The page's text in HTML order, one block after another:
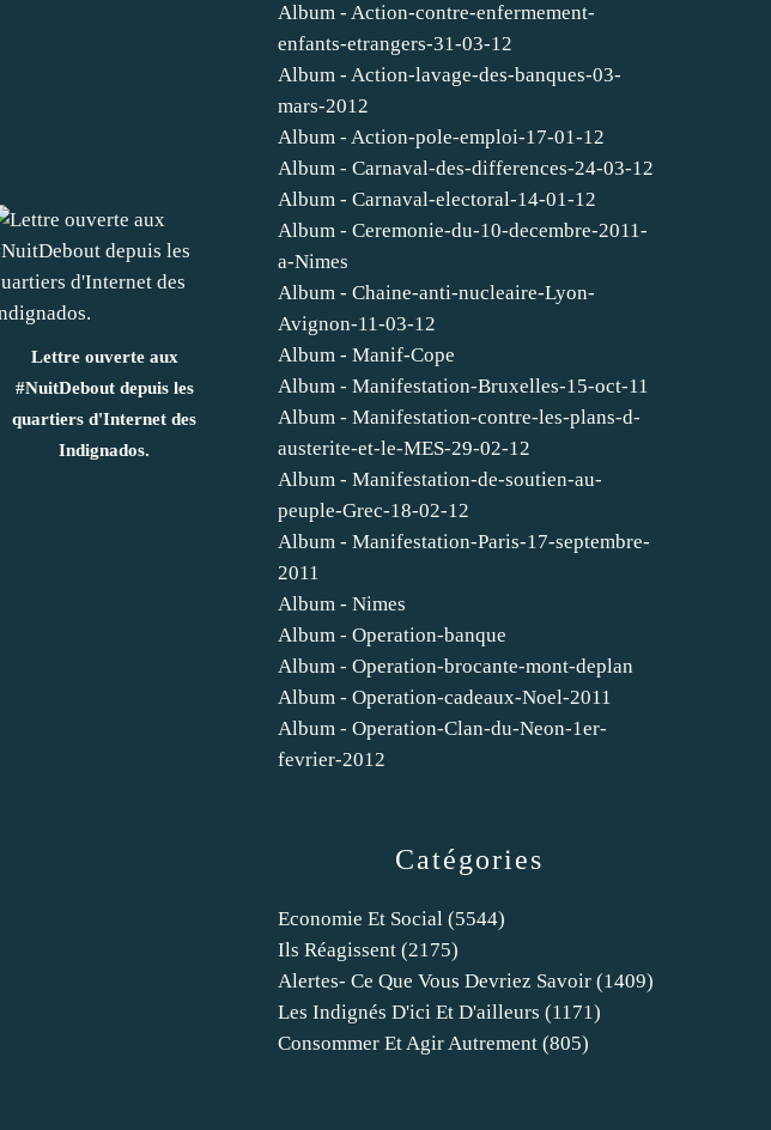
Lettre ouverte aux
#NuitDebout depuis les
quartiers d'Internet des
Indignados.
Catégories
Economie Et Social (5544)
Ils Réagissent (2175)
Alertes- Ce Que Vous Devriez Savoir (1409)
Les Indignés D'ici Et D'ailleurs (1171)
Consommer Et Agir Autrement (805)
Album - Action-contre-enfermement-
enfants-etrangers-31-03-12
Album - Action-lavage-des-banques-03-
mars-2012
Album - Action-pole-emploi-17-01-12
Album - Carnaval-des-differences-24-03-12
Album - Carnaval-electoral-14-01-12
Album - Ceremonie-du-10-decembre-2011-
a-Nimes
Album - Chaine-anti-nucleaire-Lyon-
Avignon-11-03-12
Album - Manif-Cope
Album - Manifestation-Bruxelles-15-oct-11
Album - Manifestation-contre-les-plans-d-
austerite-et-le-MES-29-02-12
Album - Manifestation-de-soutien-au-
peuple-Grec-18-02-12
Album - Manifestation-Paris-17-septembre-
2011
Album - Nimes
Album - Operation-banque
Album - Operation-brocante-mont-deplan
Album - Operation-cadeaux-Noel-2011
Album - Operation-Clan-du-Neon-1er-
fevrier-2012